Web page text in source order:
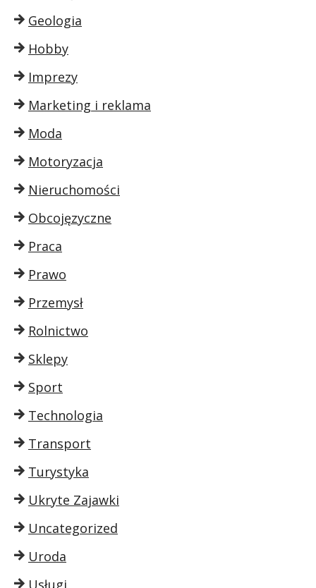
Geologia
Hobby
Imprezy
Marketing i reklama
Moda
Motoryzacja
Nieruchomości
Obcojęzyczne
Praca
Prawo
Przemysł
Rolnictwo
Sklepy
Sport
Technologia
Transport
Turystyka
Ukryte Zajawki
Uncategorized
Uroda
Usługi